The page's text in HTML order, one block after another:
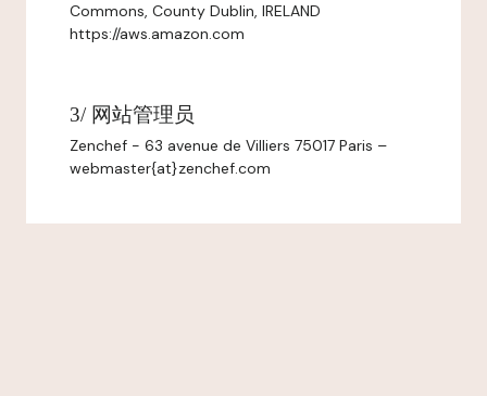
Commons, County Dublin, IRELAND
https://aws.amazon.com
3/ 网站管理员
Zenchef - 63 avenue de Villiers 75017 Paris –
webmaster{at}zenchef.com